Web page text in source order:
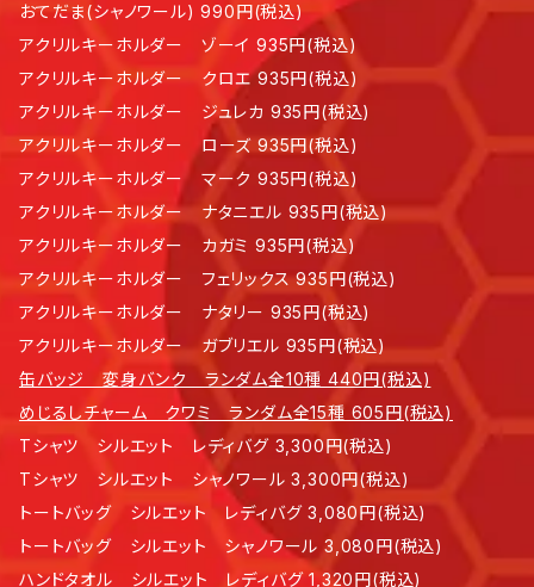
おてだま(シャノワール) 990円(税込)
アクリルキーホルダー ゾーイ 935円(税込)
アクリルキーホルダー クロエ 935円(税込)
アクリルキーホルダー ジュレカ 935円(税込)
アクリルキーホルダー ローズ 935円(税込)
アクリルキーホルダー マーク 935円(税込)
アクリルキーホルダー ナタニエル 935円(税込)
アクリルキーホルダー カガミ 935円(税込)
アクリルキーホルダー フェリックス 935円(税込)
アクリルキーホルダー ナタリー 935円(税込)
アクリルキーホルダー ガブリエル 935円(税込)
缶バッジ 変身バンク ランダム全10種 440円(税込)
めじるしチャーム クワミ ランダム全15種 605円(税込)
Tシャツ シルエット レディバグ 3,300円(税込)
Tシャツ シルエット シャノワール 3,300円(税込)
トートバッグ シルエット レディバグ 3,080円(税込)
トートバッグ シルエット シャノワール 3,080円(税込)
ハンドタオル シルエット レディバグ 1,320円(税込)